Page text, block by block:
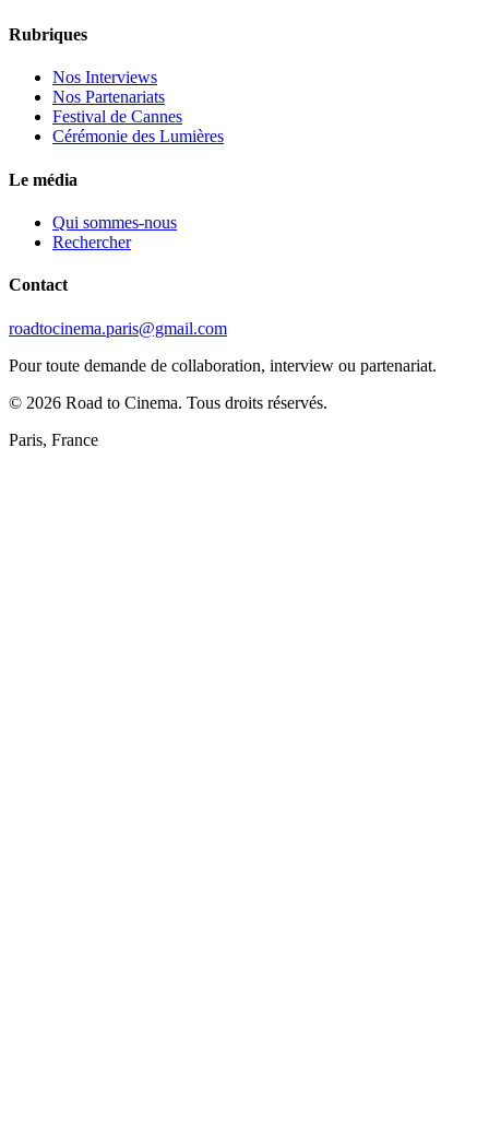
Rubriques
Nos Interviews
Nos Partenariats
Festival de Cannes
Cérémonie des Lumières
Le média
Qui sommes-nous
Rechercher
Contact
roadtocinema.paris@gmail.com
Pour toute demande de collaboration, interview ou partenariat.
© 2026 Road to Cinema. Tous droits réservés.
Paris, France